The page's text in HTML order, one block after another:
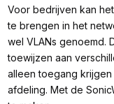
Voor bedrijven kan
te brengen in het
wel VLANs genoemd.
toewijzen aan
alleen toegang
afdeling. Met de